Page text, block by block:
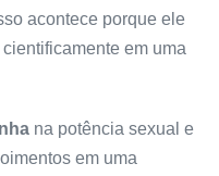
acontece porque ele
em uma
na potência sexual e
em uma